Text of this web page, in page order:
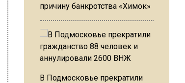
причину банкротства «Химок»
В Подмосковье прекратили